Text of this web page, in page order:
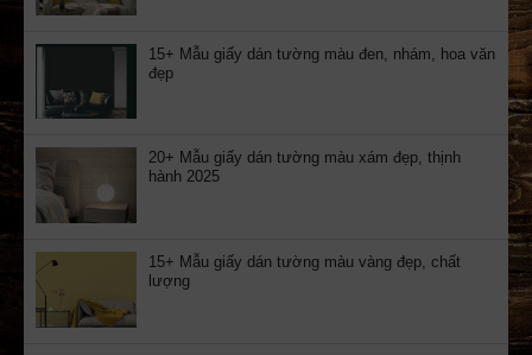
15+ Mẫu giấy dán tường màu đen, nhám, hoa văn
đẹp
20+ Mẫu giấy dán tường màu xám đẹp, thịnh
hành 2025
15+ Mẫu giấy dán tường màu vàng đẹp, chất
lượng